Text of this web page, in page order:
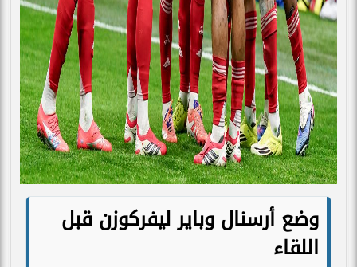
وضع أرسنال وباير ليفركوزن قبل
اللقاء